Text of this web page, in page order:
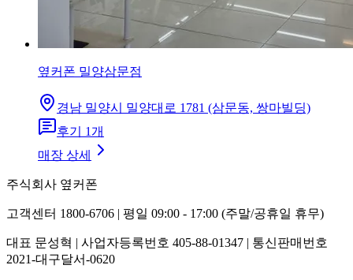
옆커폰 밀양삼문점
경남 밀양시 밀양대로 1781 (삼문동, 쌍마빌딩)
후기 1개
매장 상세
주식회사 옆커폰
고객센터 1800-6706 | 평일 09:00 - 17:00 (주말/공휴일 휴무)
대표 문성혁 | 사업자등록번호 405-88-01347 | 통신판매번호
2021-대구달서-0620